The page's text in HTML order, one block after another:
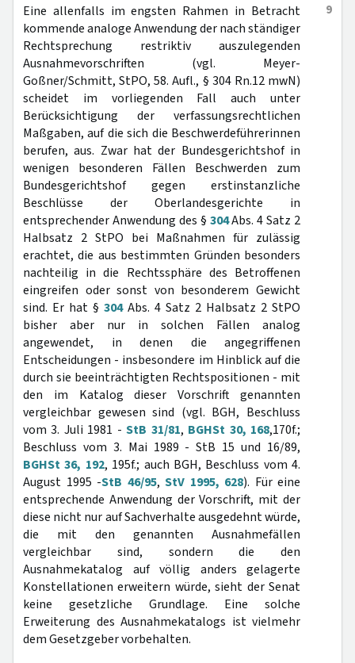
9
Eine allenfalls im engsten Rahmen in Betracht
kommende analoge Anwendung der nach ständiger
Rechtsprechung restriktiv auszulegenden
Ausnahmevorschriften (vgl. Meyer-
Goßner/Schmitt, StPO, 58. Aufl., § 304 Rn.12 mwN)
scheidet im vorliegenden Fall auch unter
Berücksichtigung der verfassungsrechtlichen
Maßgaben, auf die sich die Beschwerdeführerinnen
berufen, aus. Zwar hat der Bundesgerichtshof in
wenigen besonderen Fällen Beschwerden zum
Bundesgerichtshof gegen erstinstanzliche
Beschlüsse der Oberlandesgerichte in
entsprechender Anwendung des § 304Abs. 4 Satz 2
Halbsatz 2 StPO bei Maßnahmen für zulässig
erachtet, die aus bestimmten Gründen besonders
nachteilig in die Rechtssphäre des Betroffenen
eingreifen oder sonst von besonderem Gewicht
sind. Er hat § 304Abs. 4 Satz 2 Halbsatz 2 StPO
bisher aber nur in solchen Fällen analog
angewendet, in denen die angegriffenen
Entscheidungen - insbesondere im Hinblick auf die
durch sie beeinträchtigten Rechtspositionen - mit
den im Katalog dieser Vorschrift genannten
vergleichbar gewesen sind (vgl. BGH, Beschluss
vom 3. Juli 1981 -StB 31/81, BGHSt 30, 168,170f.;
Beschluss vom 3. Mai 1989 - StB 15 und 16/89,
BGHSt 36, 192, 195f.; auch BGH, Beschluss vom 4.
August 1995 -StB 46/95, StV 1995, 628). Für eine
entsprechende Anwendung der Vorschrift, mit der
diese nicht nur auf Sachverhalte ausgedehnt würde,
die mit den genannten Ausnahmefällen
vergleichbar sind, sondern die den
Ausnahmekatalog auf völlig anders gelagerte
Konstellationen erweitern würde, sieht der Senat
keine gesetzliche Grundlage. Eine solche
Erweiterung des Ausnahmekatalogs ist vielmehr
dem Gesetzgeber vorbehalten.